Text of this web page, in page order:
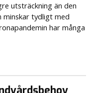
utsträckning än den
minskar tydligt med
har många